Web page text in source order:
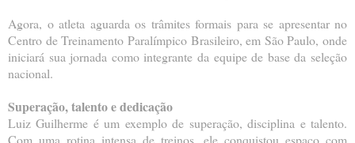
Agora, o atleta aguarda os trâmites formais para se apresentar no
Centro de Treinamento Paralímpico Brasileiro, em São Paulo, onde
iniciará sua jornada como integrante da equipe de base da seleção
nacional.
Superação, talento e dedicação
Luiz Guilherme é um exemplo de superação, disciplina e talento.
Com uma rotina intensa de treinos, ele conquistou espaço com